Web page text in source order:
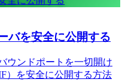
バを安全に公開する
ウンドポートを一切開け
）を安全に公開する方法